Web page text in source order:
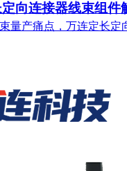
向连接器线束组件
量产痛点，万连定长定